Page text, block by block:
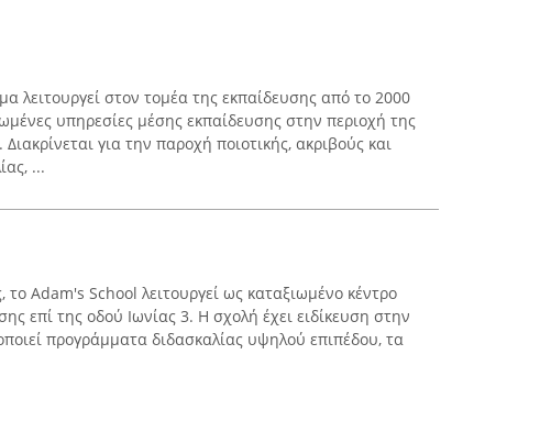
λειτουργεί στον τομέα της εκπαίδευσης από το 2000
υπηρεσίες μέσης εκπαίδευσης στην περιοχή της
για την παροχή ποιοτικής, ακριβούς και
...
το Adam's School λειτουργεί ως καταξιωμένο κέντρο
επί της οδού Ιωνίας 3. Η σχολή έχει ειδίκευση στην
προγράμματα διδασκαλίας υψηλού επιπέδου, τα